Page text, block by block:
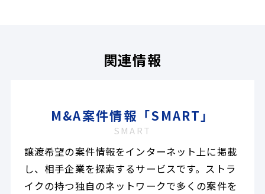
関連情報
M&A案件情報「SMART」
SMART
譲渡希望の案件情報をインターネット上に掲載
し、相手企業を探索するサービスです。ストラ
イクの持つ独自のネットワークで多くの案件を